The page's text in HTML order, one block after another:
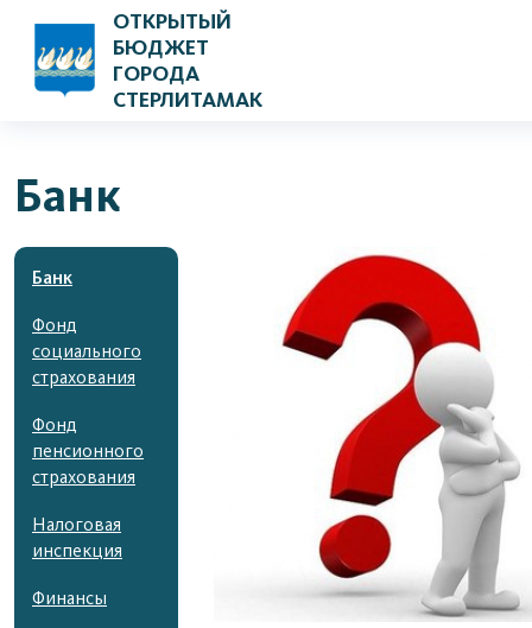
ОТКРЫТЫЙ
БЮДЖЕТ
ГОРОДА
СТЕРЛИТАМАК
Банк
Банк
Фонд
социального
страхования
Фонд
пенсионного
страхования
Налоговая
инспекция
Финансы